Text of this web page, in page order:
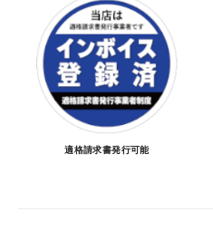
納期を知りたい場合は
続きをお願い致します。
決済について
・ご注文後にメーカー
車に合うことを確認し
適格請求書発行可能